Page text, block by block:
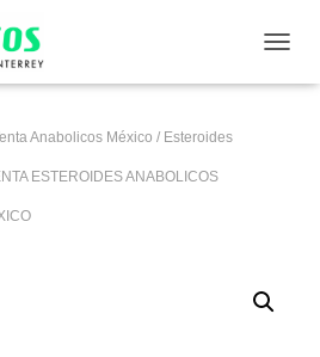
Anabolicos México / Esteroides
ESTEROIDES ANABOLICOS